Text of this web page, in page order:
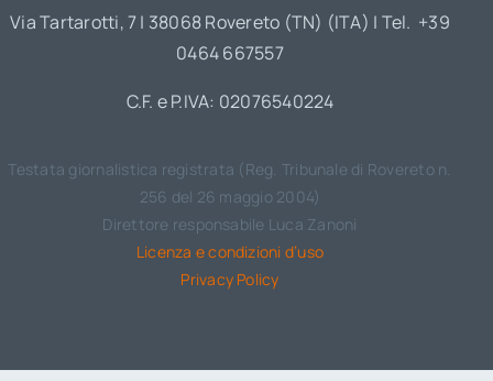
Via Tartarotti, 7 | 38068 Rovereto (TN) (ITA) | Tel. +39
0464 667557
C.F. e P.IVA: 02076540224
Testata giornalistica registrata (Reg. Tribunale di Rovereto n.
256 del 26 maggio 2004)
Direttore responsabile Luca Zanoni
Licenza e condizioni d’uso
Privacy Policy